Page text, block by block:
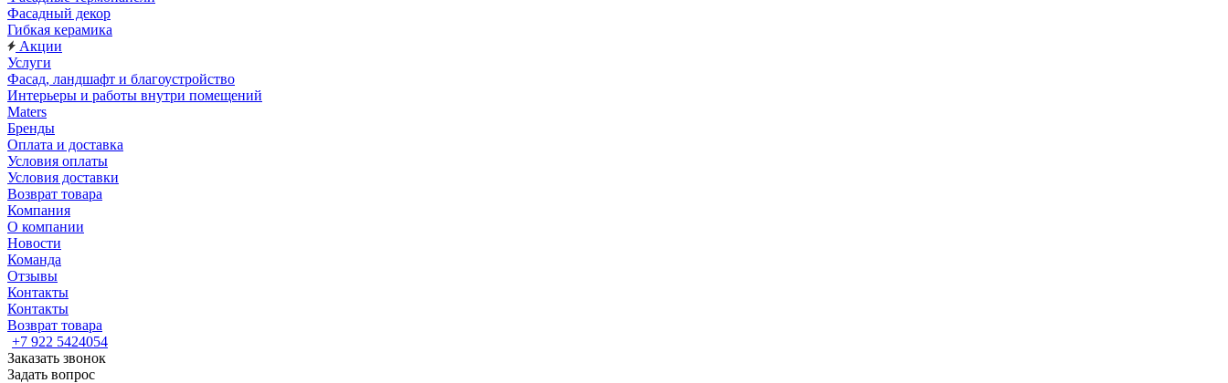
Фасадный декор
Гибкая керамика
Акции
Услуги
Фасад, ландшафт и благоустройство
Интерьеры и работы внутри помещений
Maters
Бренды
Оплата и доставка
Условия оплаты
Условия доставки
Возврат товара
Компания
О компании
Новости
Команда
Отзывы
Контакты
Контакты
Возврат товара
+7 922 5424054
Заказать звонок
Задать вопрос